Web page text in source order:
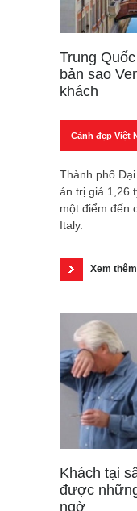
Trung
bản sao
khách
Cảnh đẹp Việt
Thành phố
án trị giá 1,26
một điểm đến
Italy.
Xem thêm
Khách tại
được
ngờ